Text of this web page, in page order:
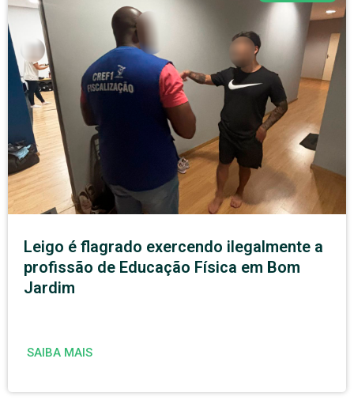
Leigo é flagrado exercendo ilegalmente a
profissão de Educação Física em Bom
Jardim
SAIBA MAIS